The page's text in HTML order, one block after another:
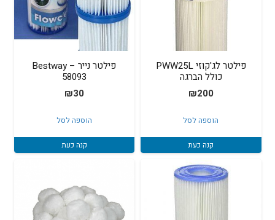
פילטר לג'קוזי PWW25L
כולל הברגה
₪200
הוספה לסל
קנה כעת
פילטר נייר – Bestway
58093
₪30
הוספה לסל
קנה כעת